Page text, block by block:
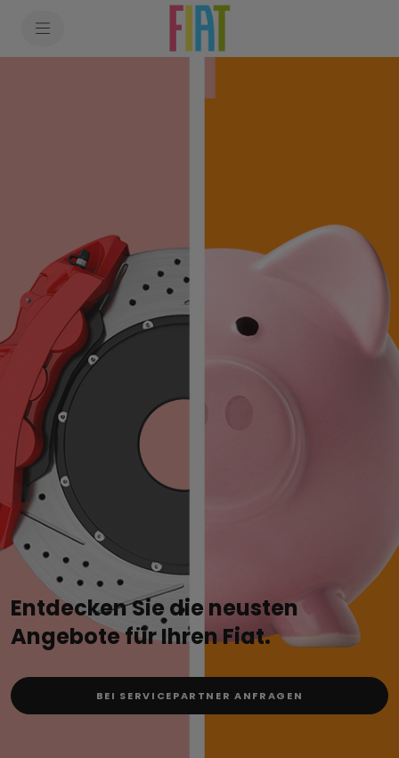
Entdecken Sie die neusten
Angebote für Ihren Fiat.
BEI SERVICEPARTNER ANFRAGEN